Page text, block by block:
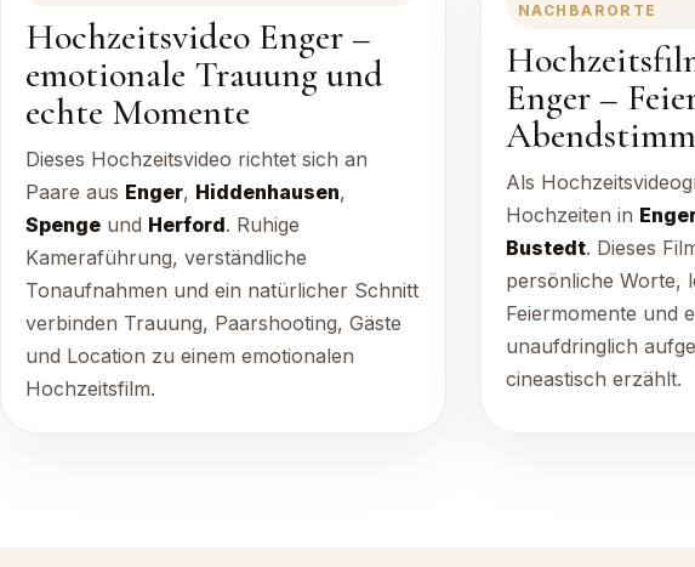
Hochzeitsvideo Enger –
emotionale Trauung und
echte Momente
Dieses Hochzeitsvideo richtet sich an
Paare aus Enger, Hiddenhausen,
Spenge und Herford. Ruhige
Kameraführung, verständliche
Tonaufnahmen und ein natürlicher Schnitt
verbinden Trauung, Paarshooting, Gäste
und Location zu einem emotionalen
Hochzeitsfilm.
NACHBARORTE
Enger –
Als
Hochzeiten in
Bustedt. Dieses
persönliche Worte,
Feiermomente und
unaufdringlich
cineastisch erzählt.